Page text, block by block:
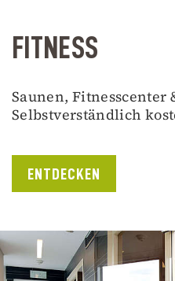
FITNESS
Saunen, Fitnesscenter
Selbstverständlich
ENTDECKEN